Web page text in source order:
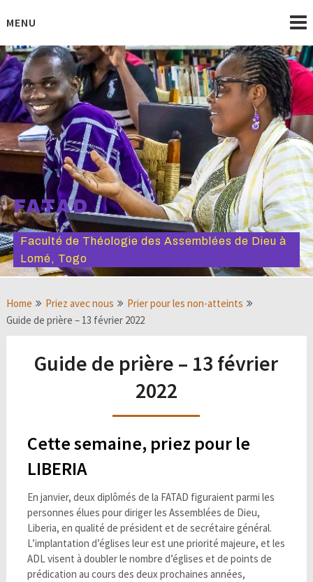
toMENU
FATAD
Faculté de Théologie des Assemblées de Dieu à
Lomé, Togo
Home Priez avec nous
Prier pour les non-atteints
Guide de prière – 13 février 2022
Guide de prière – 13 février
2022
Cette semaine, priez pour le
LIBERIA
En janvier, deux diplômés de la FATAD figuraient parmi les
personnes élues pour diriger les Assemblées de Dieu,
Liberia, en qualité de président et de secrétaire général.
L’implantation d’églises leur est une priorité majeure, et les
ADL visent à doubler le nombre d’églises et de points de
prédication au cours des deux prochaines années,